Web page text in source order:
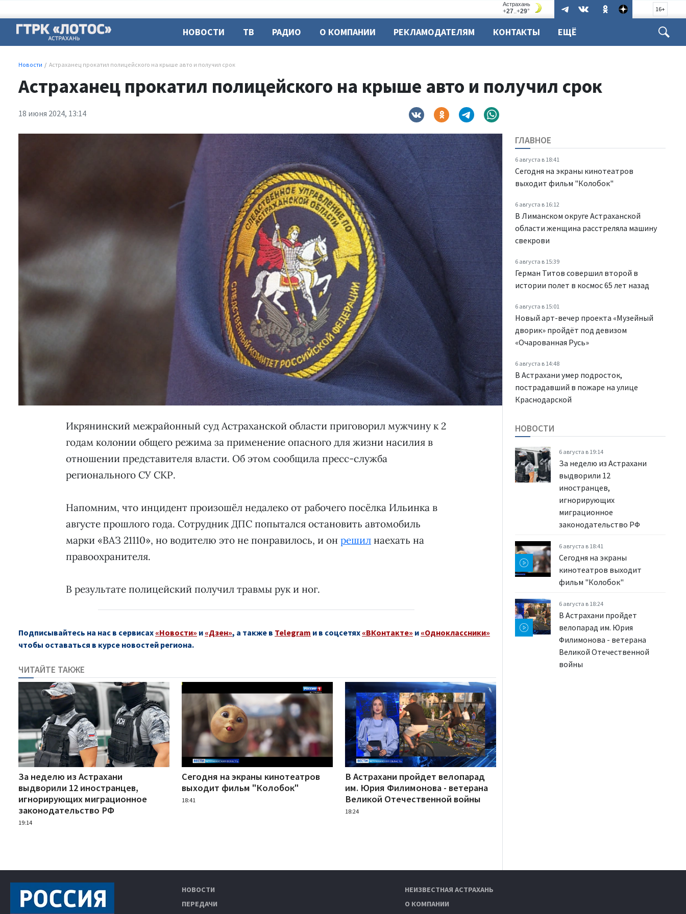
16+
НОВОСТИ ТВ РАДИО О КОМПАНИИ РЕКЛАМОДАТЕЛЯМ КОНТАКТЫ ЕЩЁ
Новости Астраханец прокатил полицейского на крыше авто и получил срок
Астраханец прокатил полицейского на крыше авто и получил срок
18 июня 2024, 13:14
ГЛАВНОЕ
6 августа в 18:41
Сегодня на экраны кинотеатров
выходит фильм "Колобок"
6 августа в 16:12
В Лиманском округе Астраханской
области женщина расстреляла машину
свекрови
6 августа в 15:39
Герман Титов совершил второй в
истории полет в космос 65 лет назад
6 августа в 15:01
Новый арт-вечер проекта «Музейный
дворик» пройдёт под девизом
«Очарованная Русь»
6 августа в 14:48
В Астрахани умер подросток,
пострадавший в пожаре на улице
Краснодарской
Икрянинский межрайонный суд Астраханской области приговорил мужчину к 2
годам колонии общего режима за применение опасного для жизни насилия в
отношении представителя власти. Об этом сообщила пресс-служба
регионального СУ СКР.
Напомним, что инцидент произошёл недалеко от рабочего посёлка Ильинка в
августе прошлого года. Сотрудник ДПС попытался остановить автомобиль
марки «ВАЗ 21110», но водителю это не понравилось, и он решил наехать на
правоохранителя.
В результате полицейский получил травмы рук и ног.
Подписывайтесь на нас в сервисах «Новости» и «Дзен», а также в Telegram и в соцсетях «ВКонтакте» и «Одноклассники»
чтобы оставаться в курсе новостей региона.
ЧИТАЙТЕ ТАКЖЕ
За неделю из Астрахани
выдворили 12 иностранцев,
игнорирующих миграционное
законодательство РФ
19:14
Сегодня на экраны кинотеатров
выходит фильм "Колобок"
18:41
В Астрахани пройдет велопарад
им. Юрия Филимонова - ветерана
Великой Отечественной войны
18:24
НОВОСТИ
6 августа в 19:14
За неделю из Астрахани
выдворили 12
иностранцев,
игнорирующих
миграционное
законодательство РФ
6 августа в 18:41
Сегодня на экраны
кинотеатров выходит
фильм "Колобок"
6 августа в 18:24
В Астрахани пройдет
велопарад им. Юрия
Филимонова - ветерана
Великой Отечественной
войны
НОВОСТИ
ПЕРЕДАЧИ
НЕИЗВЕСТНАЯ АСТРАХАНЬ
О КОМПАНИИ